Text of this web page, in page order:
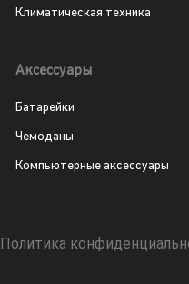
Климатическая техника
Аксессуары
Батарейки
Чемоданы
Компьютерные аксессуары
Политика